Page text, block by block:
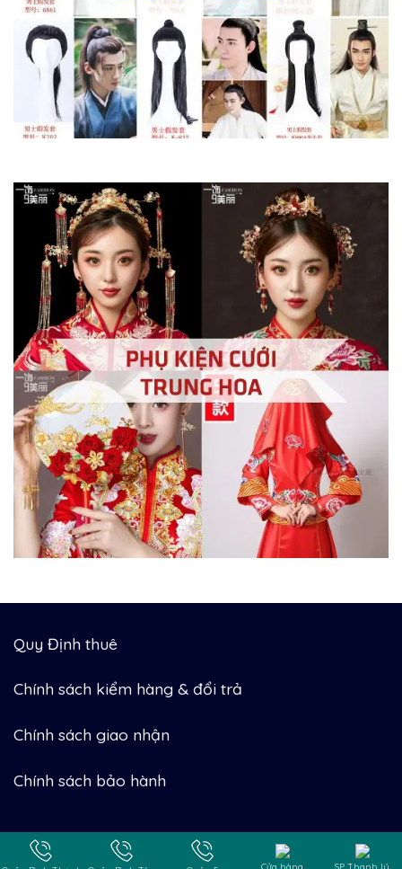
Quy Định thuê
Chính sách kiểm hàng & đổi trả
Chính sách giao nhận
Chính sách bảo hành
Bản quyền thuộc về Công ty TNHH Picat